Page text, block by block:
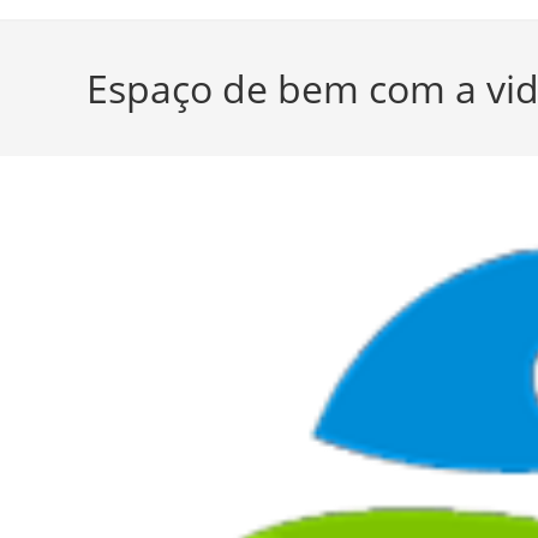
Espaço de bem com a